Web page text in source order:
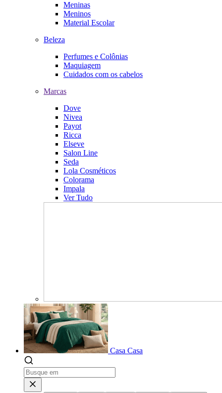
Meninas
Meninos
Material Escolar
Beleza
Perfumes e Colônias
Maquiagem
Cuidados com os cabelos
Marcas
Dove
Nivea
Payot
Ricca
Elseve
Salon Line
Seda
Lola Cosméticos
Colorama
Impala
Ver Tudo
Casa Casa